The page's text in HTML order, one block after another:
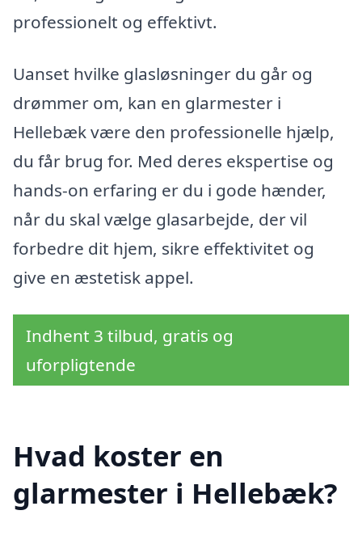
professionelt og effektivt.
Uanset hvilke glasløsninger du går og
drømmer om, kan en glarmester i
Hellebæk være den professionelle hjælp,
du får brug for. Med deres ekspertise og
hands-on erfaring er du i gode hænder,
når du skal vælge glasarbejde, der vil
forbedre dit hjem, sikre effektivitet og
give en æstetisk appel.
Indhent 3 tilbud, gratis og
uforpligtende
Hvad koster en
glarmester i Hellebæk?